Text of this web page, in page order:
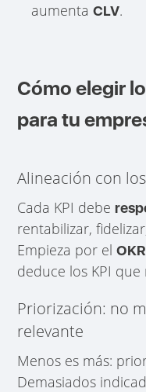
aumentaCLV.
Cómo elegir
para tu
Alineación con
Cada KPI debe
rentabilizar,
Empieza por elOKR
deduce los KPI
Priorización: no
relevante
Menos es más:
Demasiados